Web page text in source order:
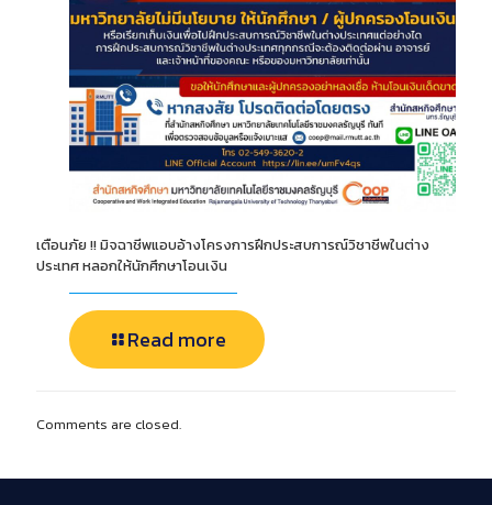
เตือนภัย !! มิจฉาชีพแอบอ้างโครงการฝึกประสบการณ์วิชาชีพในต่าง
ประเทศ หลอกให้นักศึกษาโอนเงิน
Read more
Comments are closed.